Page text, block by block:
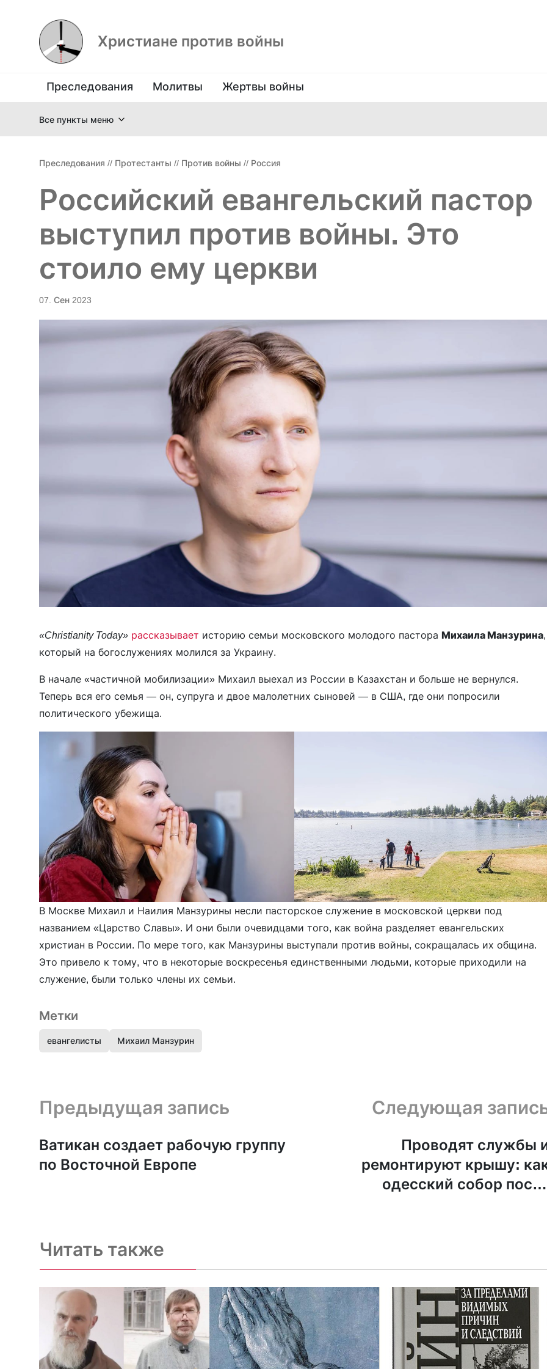
Христиане против войны
Преследования Молитвы Жертвы войны
Все пункты меню
Преследования // Протестанты // Против войны // Россия
Российский евангельский пастор
выступил против войны. Это
стоило ему церкви
07. Сен 2023
«Christianity Today» рассказывает историю семьи московского молодого пастора Михаила Манзурина,
который на богослужениях молился за Украину.
В начале «частичной мобилизации» Михаил выехал из России в Казахстан и больше не вернулся.
Теперь вся его семья — он, супруга и двое малолетних сыновей — в США, где они попросили
политического убежища.
В Москве Михаил и Наилия Манзурины несли пасторское служение в московской церкви под
названием «Царство Славы». И они были очевидцами того, как война разделяет евангельских
христиан в России. По мере того, как Манзурины выступали против войны, сокращалась их община.
Это привело к тому, что в некоторые воскресенья единственными людьми, которые приходили на
служение, были только члены их семьи.
Метки
евангелисты Михаил Манзурин
Предыдущая запись и следующая запись
Предыдущая запись
Ватикан создает рабочую группу
по Восточной Европе
Следующая
Проводят службы
ремонтируют крышу:
одесский собор после
Читать также